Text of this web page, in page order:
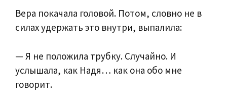
Вера покачала головой. Потом, словно не в
силах удержать это внутри, выпалила:
— Я не положила трубку. Случайно. И
услышала, как Надя… как она обо мне
говорит.